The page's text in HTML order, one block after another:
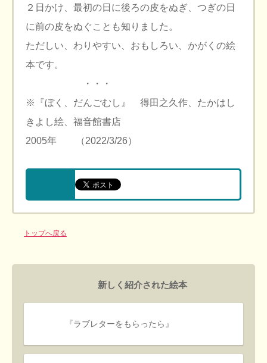
２日かけ、最初の日に後ろの皮をぬぎ、つぎの日
に前の皮をぬぐことも知りました。
ただしい、わりやすい、おもしろい、かがくの絵
本です。
・・・
※『ぼく、だんごむし』 得田之久作、たかはし
きよし絵、福音館書店
2005年 （2022/3/26）
トップへ戻る
新しく紹介された絵本
『ラブレターをもらったら』